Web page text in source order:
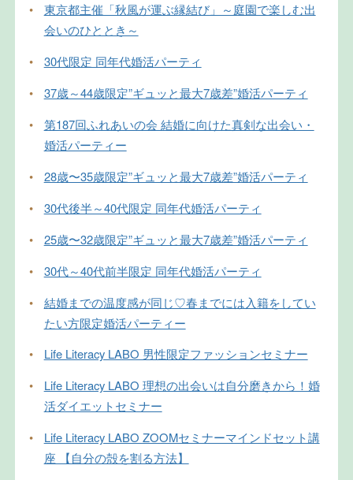
•
東京都主催「秋風が運ぶ縁結び」～庭園で楽しむ出
会いのひととき～
•
30代限定 同年代婚活パーティ
•
37歳～44歳限定”ギュッと最大7歳差”婚活パーティ
•
第187回ふれあいの会 結婚に向けた真剣な出会い・
婚活パーティー
•
28歳〜35歳限定”ギュッと最大7歳差”婚活パーティ
•
30代後半～40代限定 同年代婚活パーティ
•
25歳〜32歳限定”ギュッと最大7歳差”婚活パーティ
•
30代～40代前半限定 同年代婚活パーティ
•
結婚までの温度感が同じ♡春までには入籍をしてい
たい方限定婚活パーティー
•
Life Literacy LABO 男性限定ファッションセミナー
•
Life Literacy LABO 理想の出会いは自分磨きから！婚
活ダイエットセミナー
•
Life Literacy LABO ZOOMセミナーマインドセット講
座 【自分の殻を割る方法】